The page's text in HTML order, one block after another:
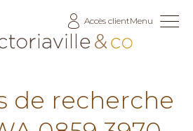
Accès clientMenu
de recherche